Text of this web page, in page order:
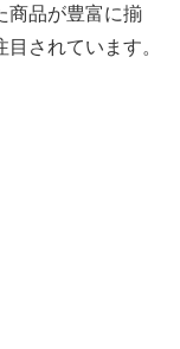
商品が豊富に揃
されています。